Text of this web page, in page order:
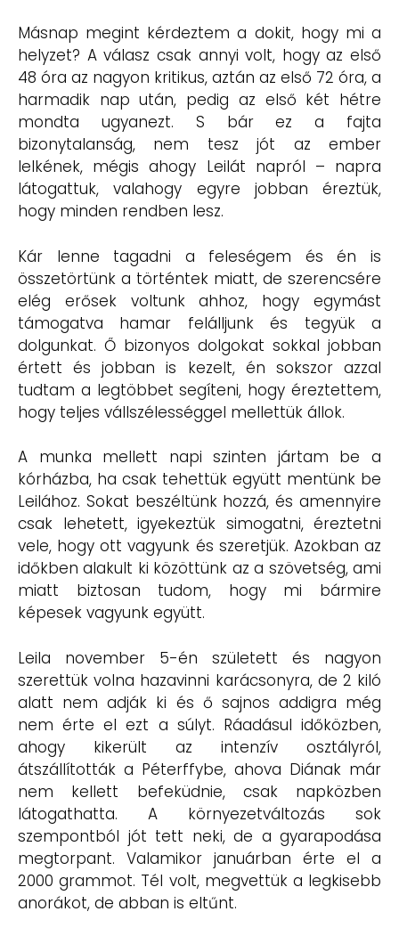
Másnap megint kérdeztem a dokit, hogy mi a
helyzet? A válasz csak annyi volt, hogy az első
48 óra az nagyon kritikus, aztán az első 72 óra, a
harmadik nap után, pedig az első két hétre
mondta ugyanezt. S bár ez a fajta
bizonytalanság, nem tesz jót az ember
lelkének, mégis ahogy Leilát napról – napra
látogattuk, valahogy egyre jobban éreztük,
hogy minden rendben lesz.
Kár lenne tagadni a feleségem és én is
összetörtünk a történtek miatt, de szerencsére
elég erősek voltunk ahhoz, hogy egymást
támogatva hamar felálljunk és tegyük a
dolgunkat. Ő bizonyos dolgokat sokkal jobban
értett és jobban is kezelt, én sokszor azzal
tudtam a legtöbbet segíteni, hogy éreztettem,
hogy teljes vállszélességgel mellettük állok.
A munka mellett napi szinten jártam be a
kórházba, ha csak tehettük együtt mentünk be
Leilához. Sokat beszéltünk hozzá, és amennyire
csak lehetett, igyekeztük simogatni, éreztetni
vele, hogy ott vagyunk és szeretjük. Azokban az
időkben alakult ki közöttünk az a szövetség, ami
miatt biztosan tudom, hogy mi bármire
képesek vagyunk együtt.
Leila november 5-én született és nagyon
szerettük volna hazavinni karácsonyra, de 2 kiló
alatt nem adják ki és ő sajnos addigra még
nem érte el ezt a súlyt. Ráadásul időközben,
ahogy kikerült az intenzív osztályról,
átszállították a Péterffybe, ahova Diának már
nem kellett befeküdnie, csak napközben
látogathatta. A környezetváltozás sok
szempontból jót tett neki, de a gyarapodása
megtorpant. Valamikor januárban érte el a
2000 grammot. Tél volt, megvettük a legkisebb
anorákot, de abban is eltűnt.